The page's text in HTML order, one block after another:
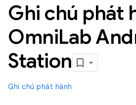
Ghi chú phát
OmniLab
Station
Ghi chú phát hành